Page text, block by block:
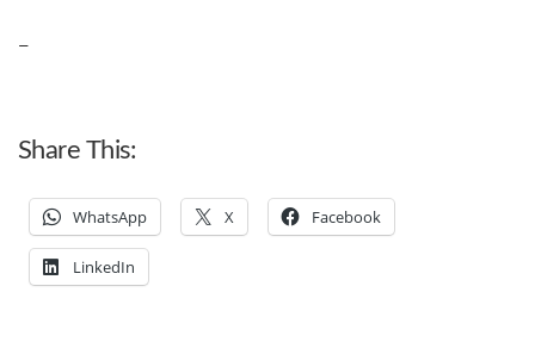
–
Share This:
WhatsApp X Facebook
LinkedIn